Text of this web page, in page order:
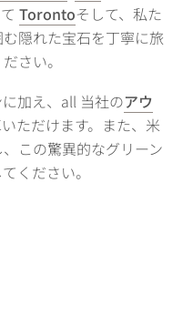
Torontoそして、私た
隠れた宝石を丁寧に旅
さい。
加え、all 当社のアウ
ただけます。また、米
この驚異的なグリーン
ください。